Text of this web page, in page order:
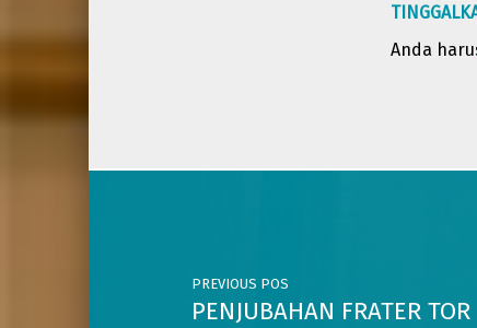
Anda
Post navigation
PREVIOUS POS
PENJUBAHAN FRATER TOR